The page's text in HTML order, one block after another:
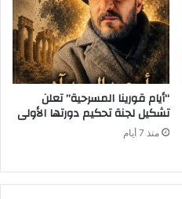
“أيام قورينا المسرحية” تعلن
تشكيل لجنة تحكيم دورتها الأولى
منذ 7 أيام